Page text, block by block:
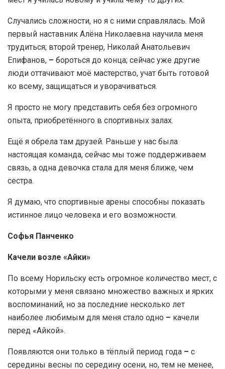
Случались сложности, но я с ними справлялась. Мой
первый наставник Алёна Николаевна научила меня
трудиться; второй тренер, Николай Анатольевич
Епифанов, – бороться до конца; сейчас уже другие
люди оттачивают моё мастерство, учат быть готовой
ко всему, защищаться и уворачиваться.
Я просто не могу представить себя без огромного
опыта, приобретённого в спортивных залах.
Ещё я обрела там друзей. Раньше у нас была
настоящая команда, сейчас мы тоже поддерживаем
связь, а одна девочка стала для меня ближе, чем
сестра.
Я думаю, что спортивные арены способны показать
истинное лицо человека и его возможности.
Софья Панченко
Качели возле «Айки»
По всему Норильску есть огромное количество мест, с
которыми у меня связано множество важных и ярких
воспоминаний, но за последние несколько лет
наиболее любимым для меня стало одно – качели
перед «Айкой».
Появляются они только в тёплый период года – с
середины весны по середину осени, но, тем не менее,